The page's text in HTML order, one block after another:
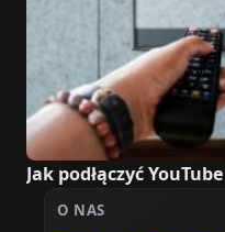
Jak podłączyć
O NAS